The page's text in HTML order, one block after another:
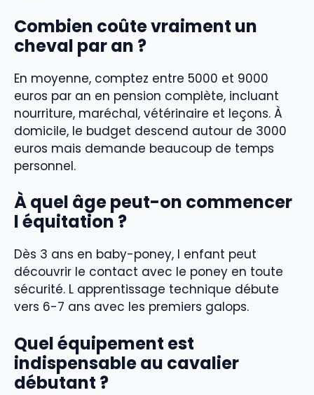
Combien coûte vraiment un
cheval par an ?
En moyenne, comptez entre 5000 et 9000
euros par an en pension complète, incluant
nourriture, maréchal, vétérinaire et leçons. À
domicile, le budget descend autour de 3000
euros mais demande beaucoup de temps
personnel.
À quel âge peut-on commencer
l équitation ?
Dès 3 ans en baby-poney, l enfant peut
découvrir le contact avec le poney en toute
sécurité. L apprentissage technique débute
vers 6-7 ans avec les premiers galops.
Quel équipement est
indispensable au cavalier
débutant ?